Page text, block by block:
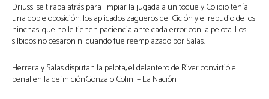
Driussi se tiraba atrás para limpiar la jugada a un toque y Colidio tenía
una doble oposición: los aplicados zagueros del Ciclón y el repudio de los
hinchas, que no le tienen paciencia ante cada error con la pelota. Los
silbidos no cesaron ni cuando fue reemplazado por Salas.
Herrera y Salas disputan la pelota; el delantero de River convirtió el
penal en la definiciónGonzalo Colini – La Nación